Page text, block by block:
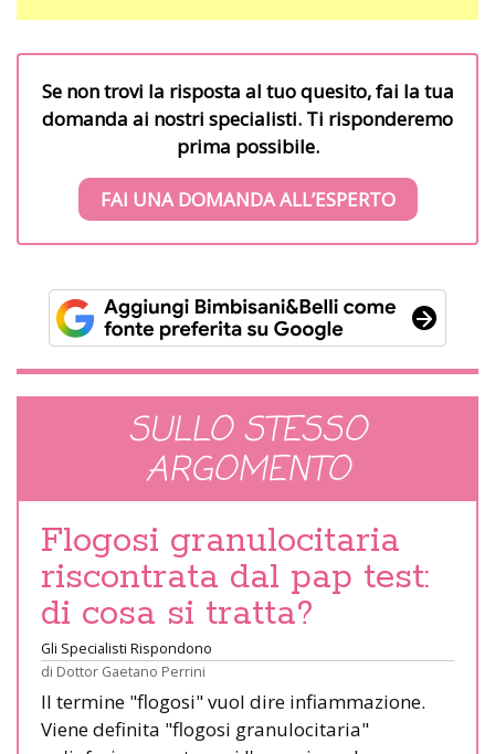
Se non trovi la risposta al tuo quesito, fai la tua
domanda ai nostri specialisti. Ti risponderemo
prima possibile.
FAI UNA DOMANDA ALL’ESPERTO
SULLO STESSO
ARGOMENTO
Flogosi granulocitaria
riscontrata dal pap test:
di cosa si tratta?
Gli Specialisti Rispondono
di Dottor Gaetano Perrini
Il termine "flogosi" vuol dire infiammazione.
Viene definita "flogosi granulocitaria"